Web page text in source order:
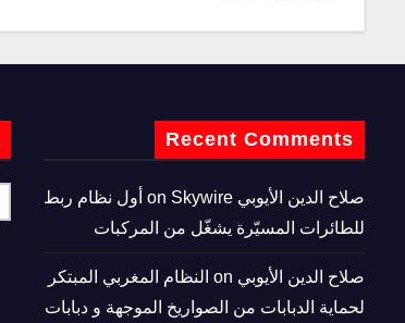
Recent Comments
صلاح الدين الأيوبي
Skywire أول نظام ربط
للطائرات المسيّرة يشغّل من المركبات
صلاح الدين الأيوبي
النظام المغربي المبتكر
لحماية الدبابات من الصواريخ الموجهة و دبابات